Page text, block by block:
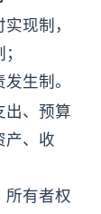
现制，
生制。
出、预算
产、收
所有者权